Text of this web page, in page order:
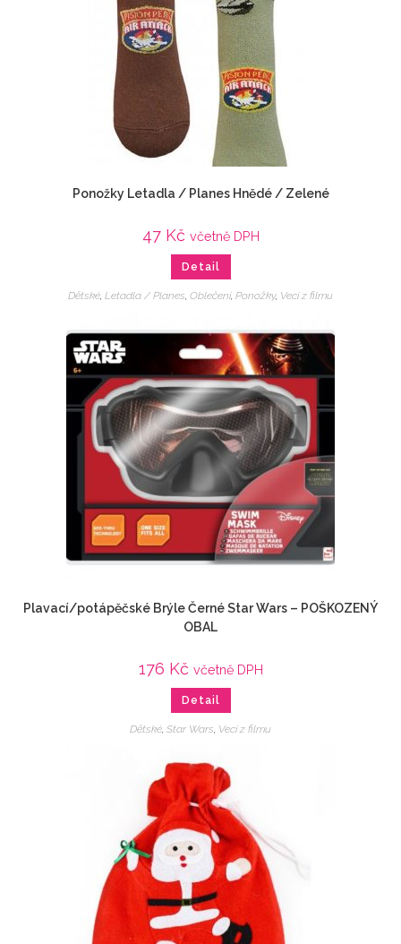
Ponožky Letadla / Planes Hnědé / Zelené
47 Kč včetně DPH
Detail
Dětské, Letadla / Planes, Oblečení, Ponožky, Veci z filmu
Plavací/potápěčské Brýle Černé Star Wars – POŠKOZENÝ
OBAL
176 Kč včetně DPH
Detail
Dětské Star Wars Veci z filmu